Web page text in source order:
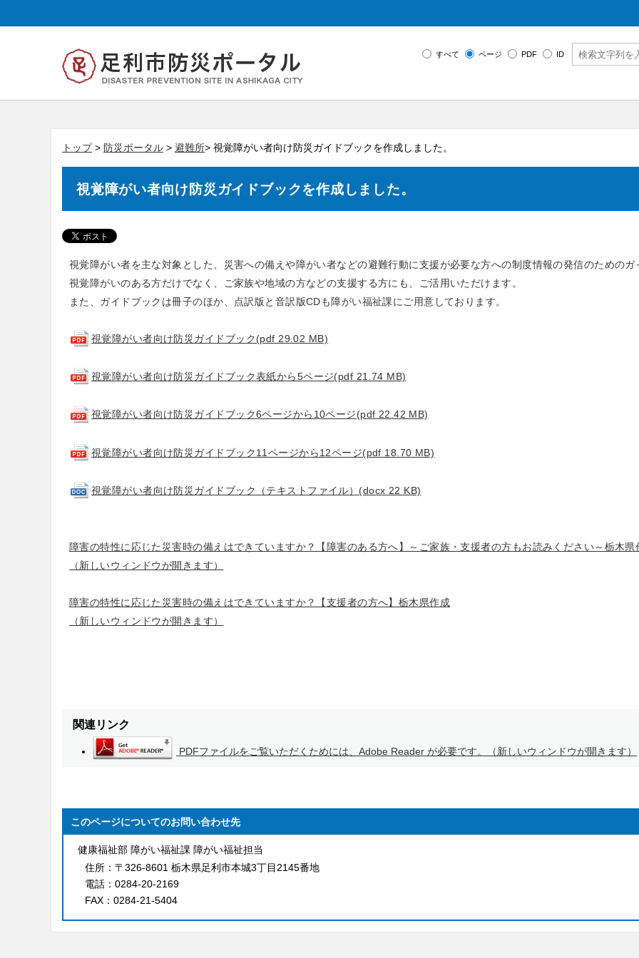
すべて ページ PDF ID
トップ> 防災ポータル > 避難所> 視覚障がい者向け防災ガイドブックを作成しました。
視覚障がい者向け防災ガイドブックを作成しました。
視覚障がい者を主な対象とした、災害への備えや障がい者などの避難行動に支援が必要な方への制度情報の発信のための
視覚障がいのある方だけでなく、ご家族や地域の方などの支援する方にも、ご活用いただけます。
また、ガイドブックは冊子のほか、点訳版と音訳版CDも障がい福祉課にご用意しております。
視覚障がい者向け防災ガイドブック(pdf 29.02 MB)
視覚障がい者向け防災ガイドブック表紙から5ページ(pdf 21.74 MB)
視覚障がい者向け防災ガイドブック6ページから10ページ(pdf 22.42 MB)
視覚障がい者向け防災ガイドブック11ページから12ページ(pdf 18.70 MB)
視覚障がい者向け防災ガイドブック（テキストファイル）(docx 22 KB)
障害の特性に応じた災害時の備えはできていますか？【障害のある方へ】～ご家族・支援者の方もお読みください～栃木県
（新しいウィンドウが開きます）
障害の特性に応じた災害時の備えはできていますか？【支援者の方へ】栃木県作成
（新しいウィンドウが開きます）
関連リンク
PDFファイルをご覧いただくためには、Adobe Reader が必要です。（新しいウィンドウが開きます）
このページについてのお問い合わせ先
健康福祉部 障がい福祉課 障がい福祉担当
住所： 〒326-8601 栃木県足利市本城3丁目2145番地
電話： 0284-20-2169
FAX： 0284-21-5404